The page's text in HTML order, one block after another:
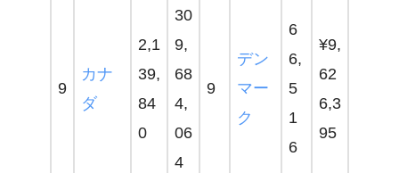
9
カナ
ダ
2,1
39,
84
0
30
9,
68
4,
06
4
9
デン
マー
ク
6
6,
5
1
6
¥9,
62
6,3
95